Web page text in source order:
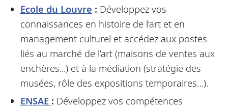
Ecole du Louvre : Développez vos
connaissances en histoire de l’art et en
management culturel et accédez aux postes
liés au marché de l’art (maisons de ventes aux
enchères...) et à la médiation (stratégie des
musées, rôle des expositions temporaires…).
ENSAE : Développez vos compétences